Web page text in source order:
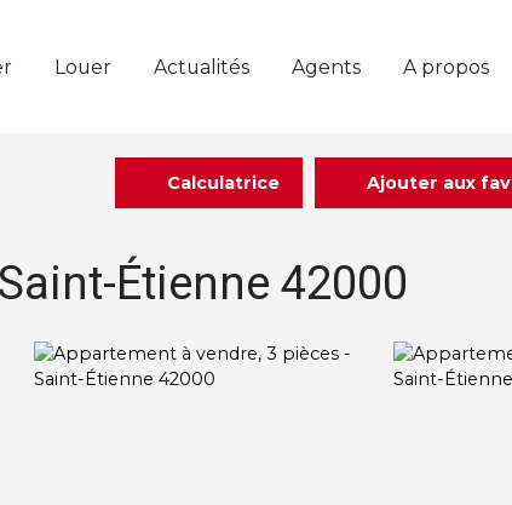
Louer Actualités Agents A propos
Calculatrice Ajouter aux
Étienne 42000